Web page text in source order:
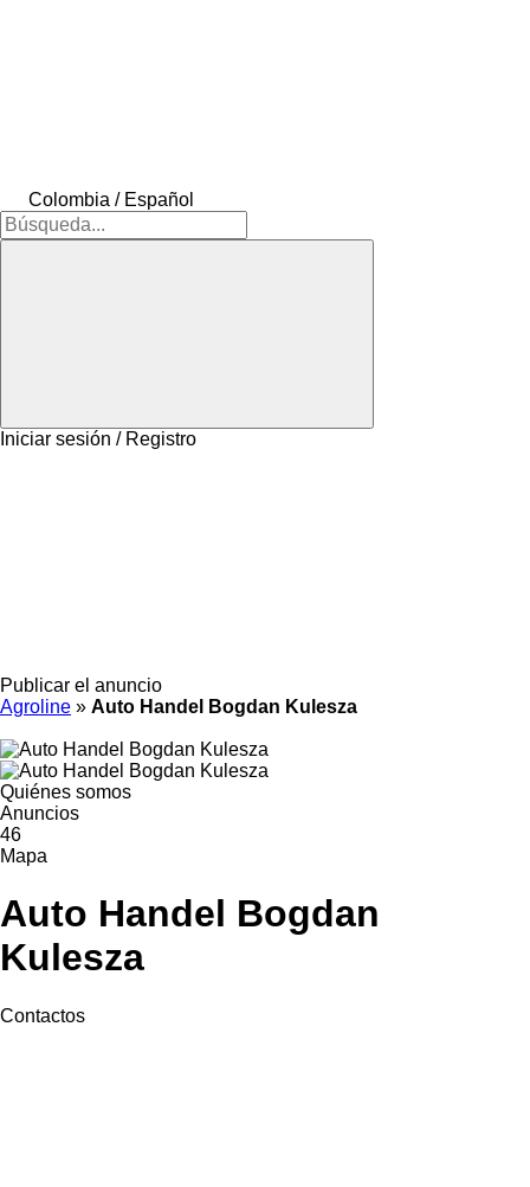
Colombia / Español
Iniciar sesión / Registro
Publicar el anuncio
Agroline » Auto Handel Bogdan Kulesza
Quiénes somos
Anuncios
46
Mapa
Auto Handel Bogdan
Kulesza
Contactos